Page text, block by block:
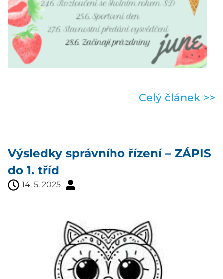
Celý článek >>
Výsledky správního řízení – ZÁPIS
do 1. tříd
14. 5. 2025